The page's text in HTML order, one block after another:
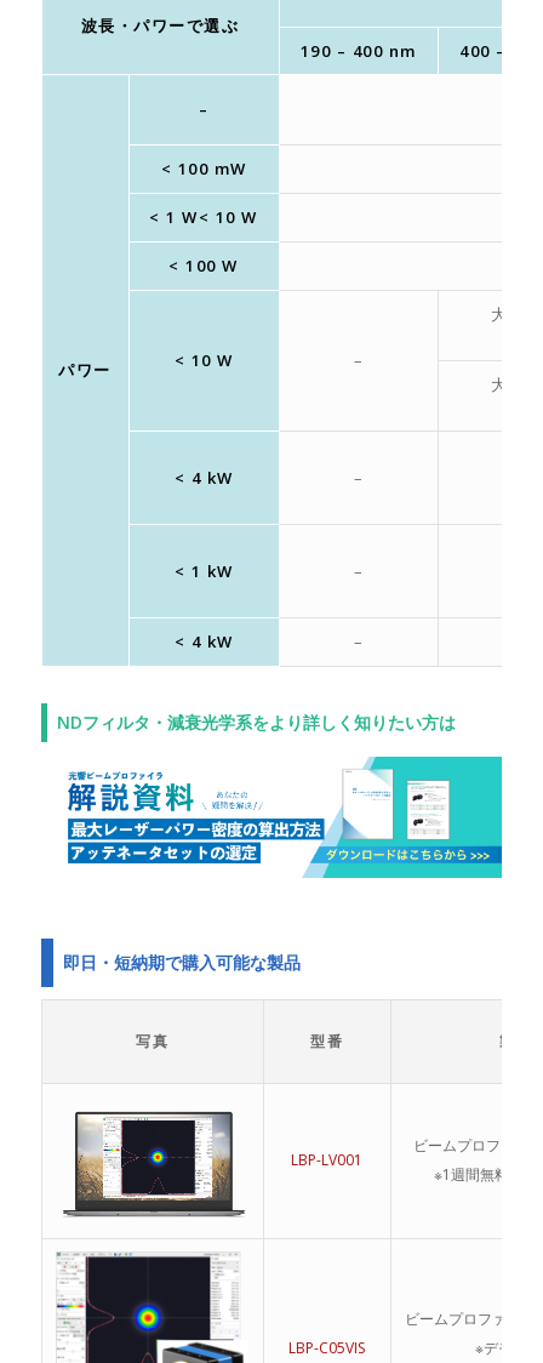
波長・パワーで選ぶ
190 – 400 nm
400 –
パワー
–
< 100 mW
< 1 W< 10 W
< 100 W
< 10 W –
大口
大口
< 4 kW –
< 1 kW –
< 4 kW –
NDフィルタ・減衰光学系をより詳しく知りたい方は
即日・短納期で購入可能な製品
写真 型番 製品
LBP-LV001
ビームプロファイ
※1週間無料レン
LBP-C05VIS
ビームプロファイラ
※デモ機